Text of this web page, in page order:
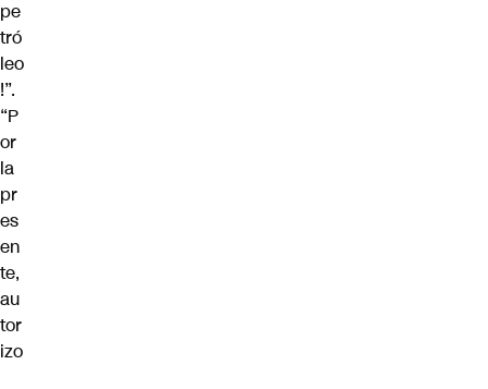
pe
tró
leo
!”.
“P
or
la
pr
es
en
te,
au
tor
izo